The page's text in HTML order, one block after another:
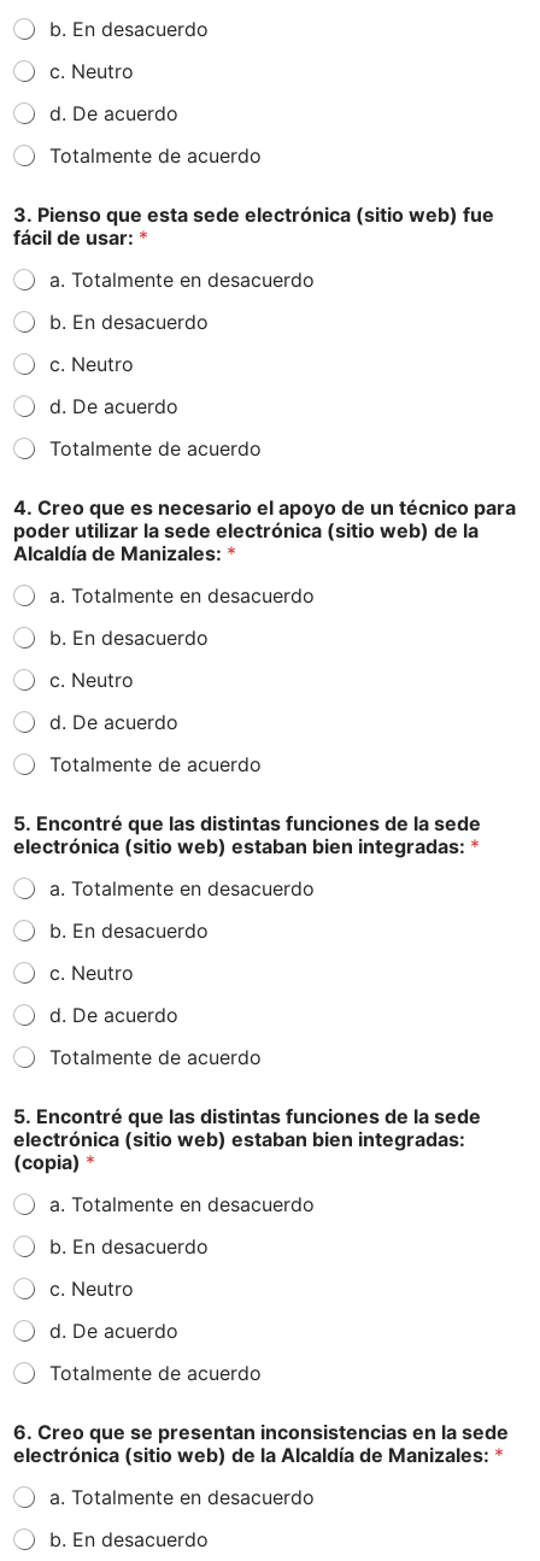
b. En desacuerdo
c. Neutro
d. De acuerdo
Totalmente de acuerdo
3. Pienso que esta sede electrónica (sitio web) fue
fácil de usar: *
a. Totalmente en desacuerdo
b. En desacuerdo
c. Neutro
d. De acuerdo
Totalmente de acuerdo
4. Creo que es necesario el apoyo de un técnico para
poder utilizar la sede electrónica (sitio web) de la
Alcaldía de Manizales: *
a. Totalmente en desacuerdo
b. En desacuerdo
c. Neutro
d. De acuerdo
Totalmente de acuerdo
5. Encontré que las distintas funciones de la sede
electrónica (sitio web) estaban bien integradas: *
a. Totalmente en desacuerdo
b. En desacuerdo
c. Neutro
d. De acuerdo
Totalmente de acuerdo
5. Encontré que las distintas funciones de la sede
electrónica (sitio web) estaban bien integradas:
(copia) *
a. Totalmente en desacuerdo
b. En desacuerdo
c. Neutro
d. De acuerdo
Totalmente de acuerdo
6. Creo que se presentan inconsistencias en la sede
electrónica (sitio web) de la Alcaldía de Manizales: *
a. Totalmente en desacuerdo
b. En desacuerdo